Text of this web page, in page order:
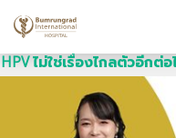
HPV ไม่ใช่เรื่องไกลตัวอีกต่อ